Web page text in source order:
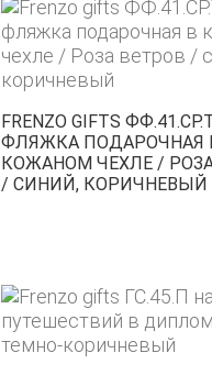
FRENZO GIFTS
ФЛЯЖКА ПОДАРОЧНАЯ
КОЖАНОМ ЧЕХЛЕ /
/ СИНИЙ, КОРИЧНЕВЫЙ